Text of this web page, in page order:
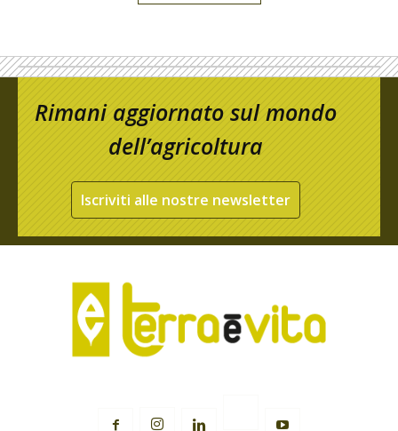
Rimani aggiornato sul mondo
dell’agricoltura
Iscriviti alle nostre newsletter